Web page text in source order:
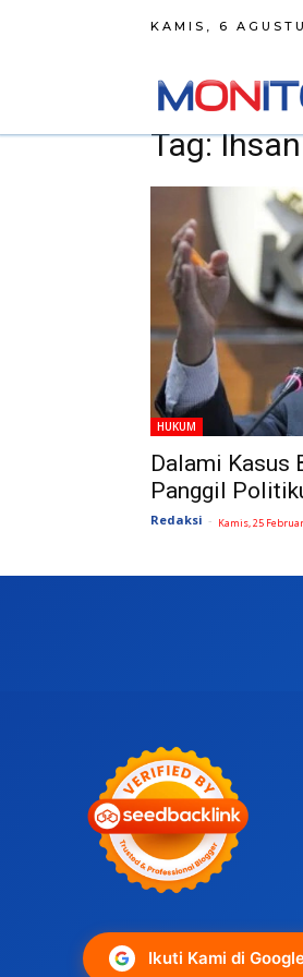
KAMIS, 6
Tag:
HUKUM
Dalami Kasus
Panggil
Redaksi - Kamis, 25
Ikuti Kami di